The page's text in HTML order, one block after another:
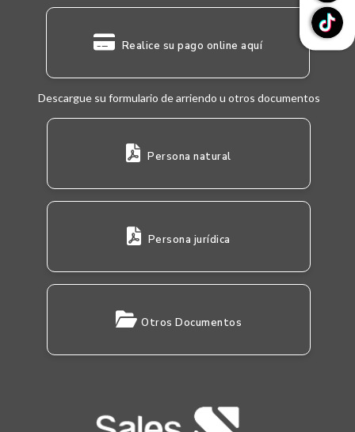
Realice su pago online aquí
Descargue su formulario de arriendo u otros documentos
Persona natural
Persona jurídica
Otros Documentos